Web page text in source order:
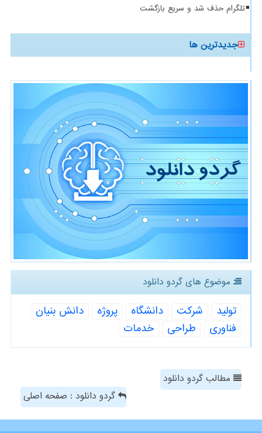
تلگرام حذف شد و سریع بازگشت
جدیدترین ها
موضوع های گردو دانلود
تولید شركت دانشگاه پروژه
دانش بنیان
فناوری
طراحی خدمات
مطالب گردو دانلود
گردو دانلود : صفحه اصلی